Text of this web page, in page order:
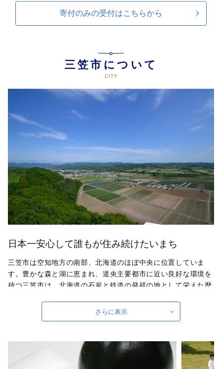
寄付のみの受付はこちらから
三笠市について
日本一安心して誰もが住み続けたいまち
三笠市は空知地方の南部、北海道のほぼ中央に位置していま
す。豊かな森と湖に恵まれ、道央主要都市に近い良好な環境を
持つ三笠市は、北海道の石炭と鉄道の発祥の地として栄えた歴
いでいた太古から炭鉱まちとして栄えた現在まで、一億年時間
旅行を気軽に楽しめます。現在は「日本一安心して誰もが住み
るなど、魅力、活気あふれるまちです。
こちら（外部サイト）
さらに表示